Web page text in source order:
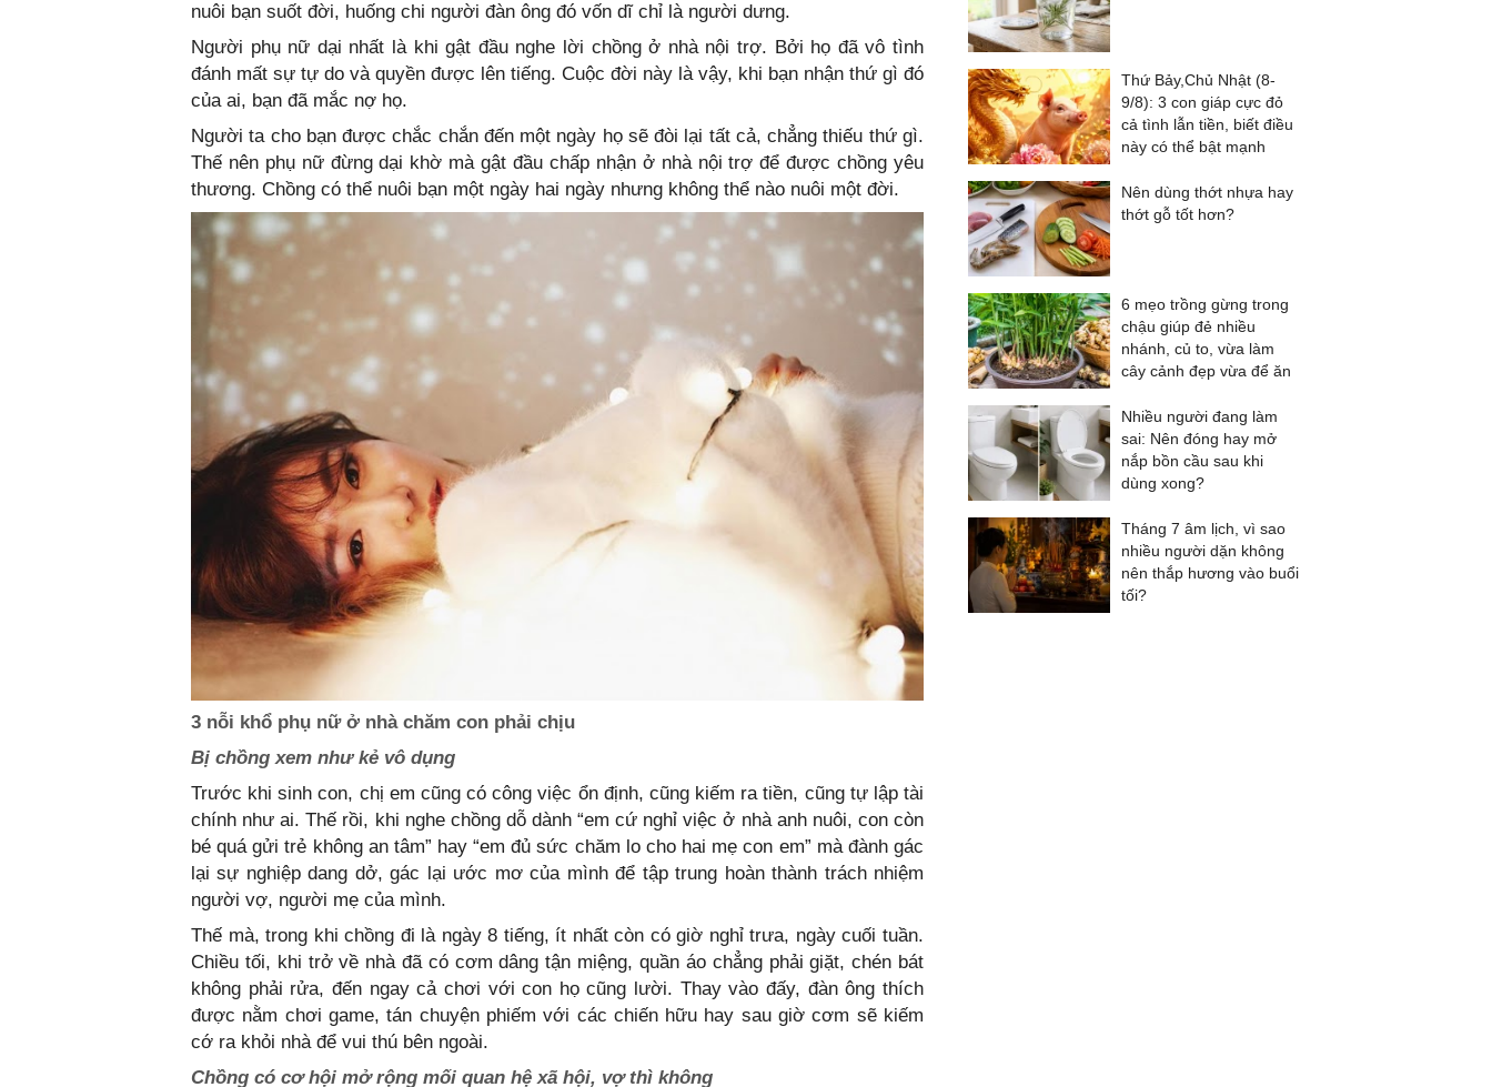
nuôi bạn suốt đời, huống chi người đàn ông đó vốn dĩ chỉ là người dưng.
Người phụ nữ dại nhất là khi gật đầu nghe lời chồng ở nhà nội trợ. Bởi họ đã vô tình
đánh mất sự tự do và quyền được lên tiếng. Cuộc đời này là vậy, khi bạn nhận thứ gì đó
của ai, bạn đã mắc nợ họ.
Người ta cho bạn được chắc chắn đến một ngày họ sẽ đòi lại tất cả, chẳng thiếu thứ gì.
Thế nên phụ nữ đừng dại khờ mà gật đầu chấp nhận ở nhà nội trợ để được chồng yêu
thương. Chồng có thể nuôi bạn một ngày hai ngày nhưng không thể nào nuôi một đời.
3 nỗi khổ phụ nữ ở nhà chăm con phải chịu
Bị chồng xem như kẻ vô dụng
Trước khi sinh con, chị em cũng có công việc ổn định, cũng kiếm ra tiền, cũng tự lập tài
chính như ai. Thế rồi, khi nghe chồng dỗ dành “em cứ nghỉ việc ở nhà anh nuôi, con còn
bé quá gửi trẻ không an tâm” hay “em đủ sức chăm lo cho hai mẹ con em” mà đành gác
lại sự nghiệp dang dở, gác lại ước mơ của mình để tập trung hoàn thành trách nhiệm
người vợ, người mẹ của mình.
Thế mà, trong khi chồng đi là ngày 8 tiếng, ít nhất còn có giờ nghỉ trưa, ngày cuối tuần.
Chiều tối, khi trở về nhà đã có cơm dâng tận miệng, quần áo chẳng phải giặt, chén bát
không phải rửa, đến ngay cả chơi với con họ cũng lười. Thay vào đấy, đàn ông thích
được nằm chơi game, tán chuyện phiếm với các chiến hữu hay sau giờ cơm sẽ kiếm
cớ ra khỏi nhà để vui thú bên ngoài.
Chồng có cơ hội mở rộng mối quan hệ xã hội, vợ thì không
Thứ Bảy,Chủ Nhật (8-
9/8): 3 con giáp cực đỏ
cả tình lẫn tiền, biết điều
này có thể bật mạnh
Nên dùng thớt nhựa hay
thớt gỗ tốt hơn?
6 mẹo trồng gừng trong
chậu giúp đẻ nhiều
nhánh, củ to, vừa làm
cây cảnh đẹp vừa để ăn
Nhiều người đang làm
sai: Nên đóng hay mở
nắp bồn cầu sau khi
dùng xong?
Tháng 7 âm lịch, vì sao
nhiều người dặn không
nên thắp hương vào buổi
tối?